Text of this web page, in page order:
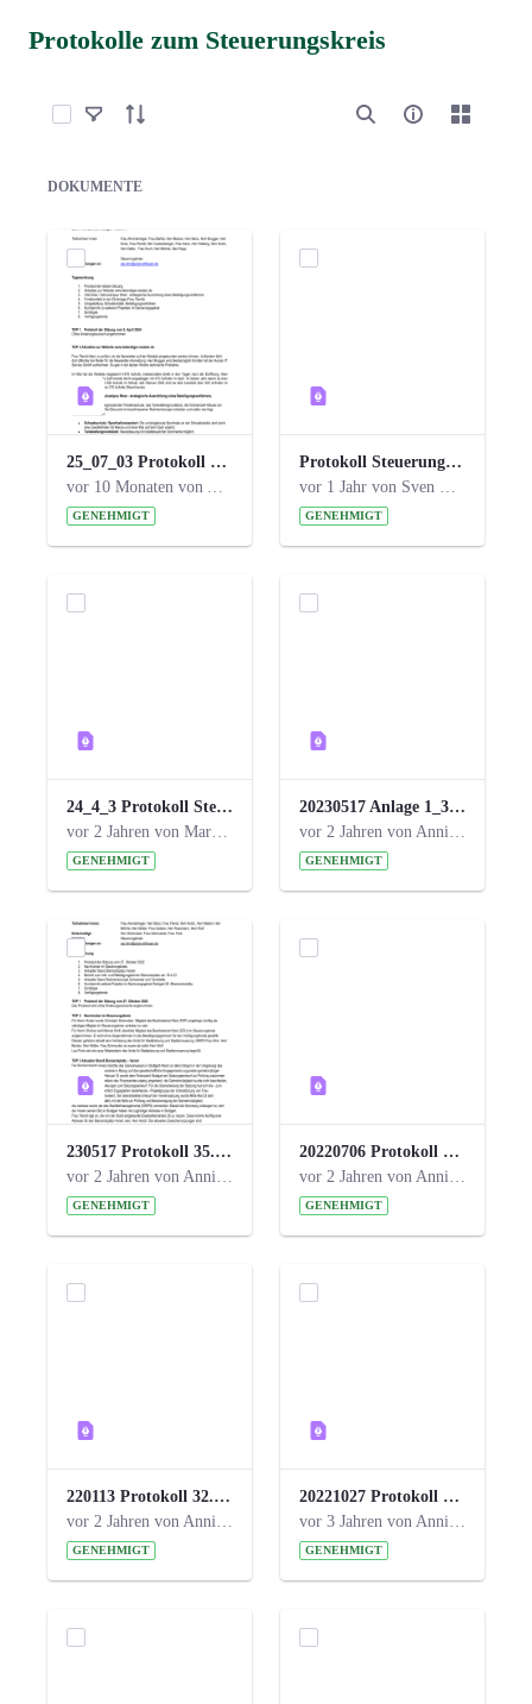
Protokolle zum Steuerungskreis
Elemente auswählen
DOKUMENTE
25_07_03 Protokoll Steuerungskreis.pdf
vor 10 Monaten von Alexander Orlowski
GENEHMIGT
Protokoll Steuerungskreis_06.02.2025 .pdf
vor 1 Jahr von Sven Hitzler
GENEHMIGT
24_4_3 Protokoll Steuerungskreis.pdf
vor 2 Jahren von Marcel Eckert
GENEHMIGT
20230517 Anlage 1_35. Steuerungskreis.pdf
vor 2 Jahren von Anni Schlumberger
GENEHMIGT
230517 Protokoll 35. Steuerungskreis.pdf
vor 2 Jahren von Anni Schlumberger
GENEHMIGT
20220706 Protokoll 33. Steuerungskreis.pdf
vor 2 Jahren von Anni Schlumberger
GENEHMIGT
220113 Protokoll 32. Steuerungskreis.pdf
vor 2 Jahren von Anni Schlumberger
GENEHMIGT
20221027 Protokoll 34. Steuerungskreis.pdf
vor 3 Jahren von Anni Schlumberger
GENEHMIGT